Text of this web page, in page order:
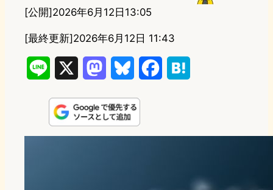
[公開]2026年6月12日13:05
[最終更新]2026年6月12日 11:43
n
e
s
t
u
e
e
e
a